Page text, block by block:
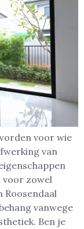
voor wie
van
voor zowel
vanwege
Ben je